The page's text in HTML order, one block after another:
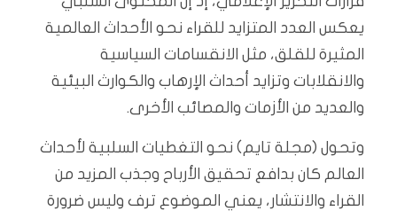
يعكس العدد المتزايد للقراء نحو الأحداث العالمية
المثيرة للقلق، مثل الانقسامات السياسية
والانقلابات وتزايد أحداث الإرهاب والكوارث البيئية
والعديد من الأزمات والمصائب الأخرى.
وتحول (مجلة تايم) نحو التغطيات السلبية لأحداث
العالم كان بدافع تحقيق الأرباح وجذب المزيد من
القراء والانتشار، يعني الموضوع ترف وليس ضرورة